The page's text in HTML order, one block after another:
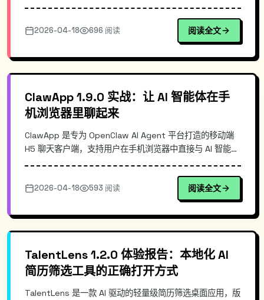
如何利用自然语言处理技术实现简历自动解析、智能打分与
岗位匹配排序，帮助 HR 从繁琐的简历筛选工作中解放出
2026-04-18 696 阅读 阅读全文
ClawApp 1.9.0 实战：让 AI 智能体在手
机浏览器里聊起来
ClawApp 是专为 OpenClaw AI Agent 平台打造的移动端
H5 聊天客户端，支持用户在手机浏览器中直接与 AI 智能体
整的部署指南。适合需要移动端 AI 管理、跨平台聊天的开
发者参考。
2026-04-18 593 阅读 阅读全文
TalentLens 1.2.0 体验报告：本地化 AI
简历筛选工具的正确打开方式
TalentLens 是一款 AI 驱动的轻量级简历筛选桌面应用，版